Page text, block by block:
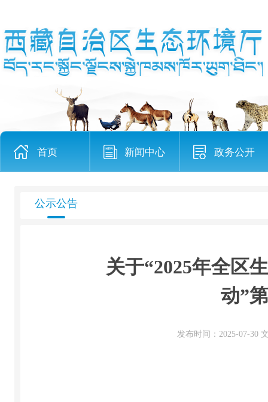
首页 新闻中心 政务公开
公示公告
关于“2025年全区
动”
发布时间：2025-07-30